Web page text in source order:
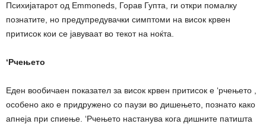
Психијатарот од Emmoneds, Горав Гупта, ги откри помалку
познатите, но предупредувачки симптоми на висок крвен
притисок кои се јавуваат во текот на ноќта.
‘Рчењето
Еден вообичаен показател за висок крвен притисок е ‘рчењето ,
особено ако е придружено со паузи во дишењето, познато како
апнеја при спиење. ‘Рчењето настанува кога дишните патишта